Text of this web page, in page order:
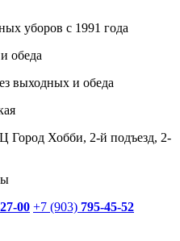
уборов с 1991 года
обеда
выходных и обеда
Город Хобби, 2-й подъезд, 2-
00 +7 (903) 795-45-52